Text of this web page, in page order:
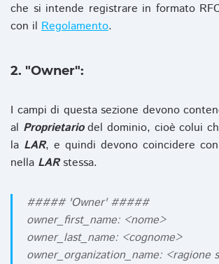
che si intende registrare in formato
con il Regolamento.
2. "Owner":
I campi di questa sezione devono
al Proprietariodel dominio, cioè colui
la LAR, e quindi devono coincidere
nella LARstessa.
##### 'Owner' #####
owner_first_name: <nome>
owner_last_name: <cognome>
owner_organization_name: <ragione